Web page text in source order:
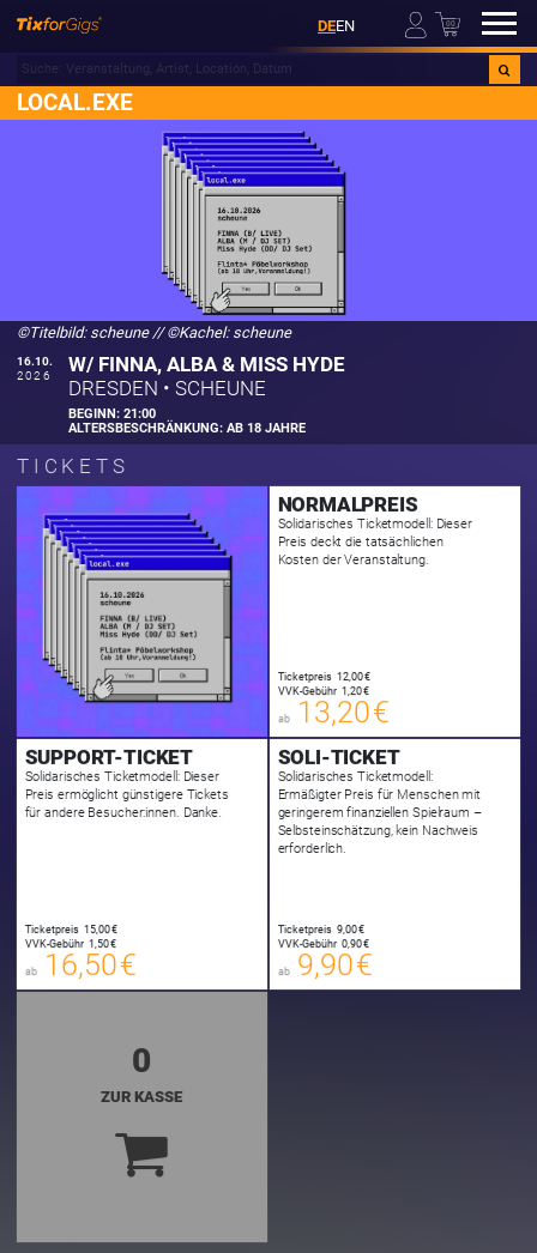
DEEN 00
LOCAL.EXE
©Titelbild: scheune // ©Kachel: scheune
16.10.
2026
W/ FINNA, ALBA & MISS HYDE
DRESDEN •SCHEUNE
BEGINN:21:00
ALTERSBESCHRÄNKUNG:AB 18 JAHRE
TICKETS
NORMALPREIS
Solidarisches Ticketmodell: Dieser
Preis deckt die tatsächlichen
Kosten der Veranstaltung.
Ticketpreis 12,00 €
VVK-Gebühr 1,20 €
ab 13,20 €
00
SUPPORT-TICKET
Solidarisches Ticketmodell: Dieser
Preis ermöglicht günstigere Tickets
für andere Besucher:innen. Danke.
Ticketpreis 15,00 €
VVK-Gebühr 1,50 €
ab 16,50 €
00
SOLI-TICKET
Solidarisches Ticketmodell:
Ermäßigter Preis für Menschen mit
geringerem finanziellen Spielraum –
Selbsteinschätzung, kein Nachweis
erforderlich.
Ticketpreis 9,00 €
VVK-Gebühr 0,90 €
ab 9,90 €
00
0
ZUR KASSE